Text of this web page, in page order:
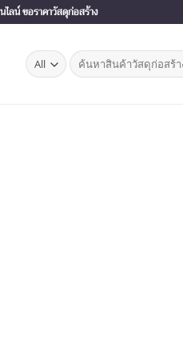
ลน์ ขอราคาวัสดุก่อสร้าง
Search
for: